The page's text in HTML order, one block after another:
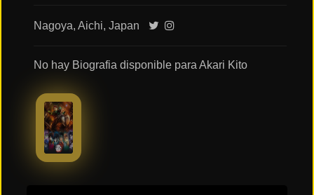
Plataformas
ESTRENOS
CALENDARIO
Nagoya, Aichi, Japan
No hay Biografia disponible para Akari Kito